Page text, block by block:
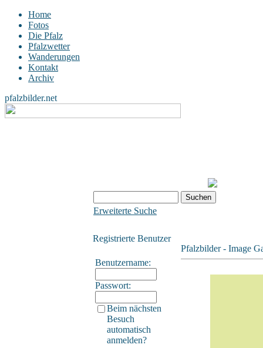
Home
Fotos
Die Pfalz
Pfalzwetter
Wanderungen
Kontakt
Archiv
pfalzbilder.net
Erweiterte Suche
Registrierte Benutzer
Benutzername:
Passwort:
Beim nächsten
Besuch
automatisch
anmelden?
Pfalzbilder - Image